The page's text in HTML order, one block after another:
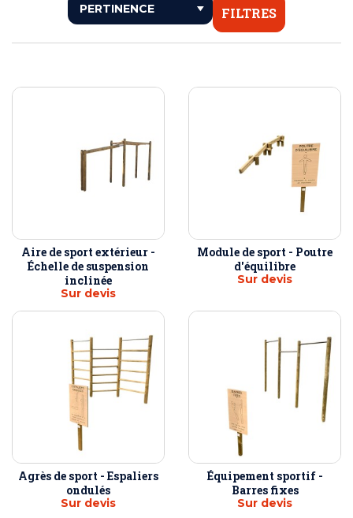
FILTRES
Aire de sport extérieur -
Échelle de suspension
inclinée
Sur devis
Module de sport - Poutre
d'équilibre
Sur devis
Agrès de sport - Espaliers
ondulés
Sur devis
Équipement sportif -
Barres fixes
Sur devis